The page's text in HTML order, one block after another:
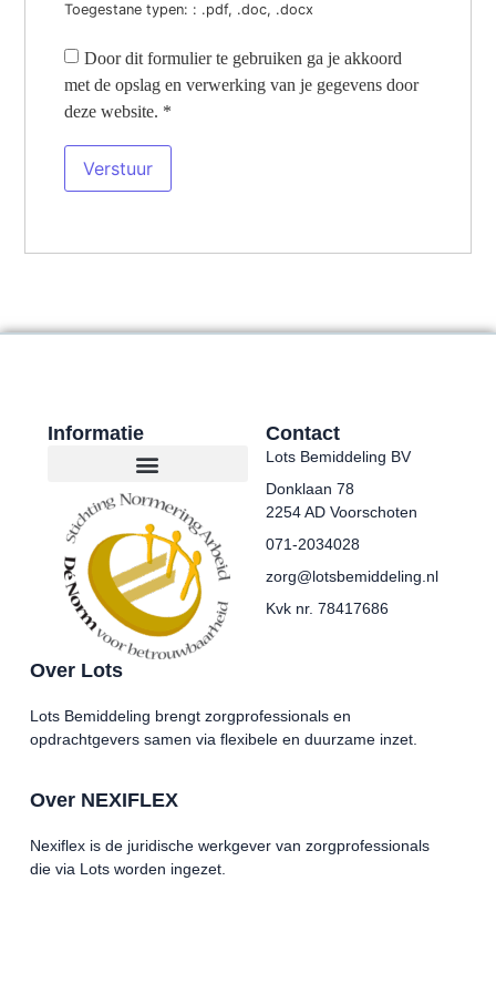
Toegestane typen: : .pdf, .doc, .docx
Door dit formulier te gebruiken ga je akkoord
met de opslag en verwerking van je gegevens door
deze website. *
Over Lots
Lots Bemiddeling brengt zorgprofessionals en
opdrachtgevers samen via flexibele en duurzame inzet.
Over NEXIFLEX
Nexiflex is de juridische werkgever van zorgprofessionals
die via Lots worden ingezet.
Informatie Contact
Lots Bemiddeling BV
Donklaan 78
2254 AD Voorschoten
071-2034028
zorg@lotsbemiddeling.nl
Kvk nr. 78417686